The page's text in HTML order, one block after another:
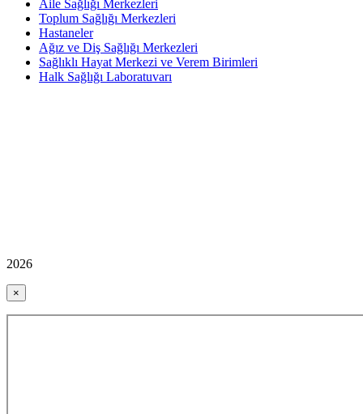
Aile Sağlığı Merkezleri
Toplum Sağlığı Merkezleri
Hastaneler
Ağız ve Diş Sağlığı Merkezleri
Sağlıklı Hayat Merkezi ve Verem Birimleri
Halk Sağlığı Laboratuvarı
2026
×